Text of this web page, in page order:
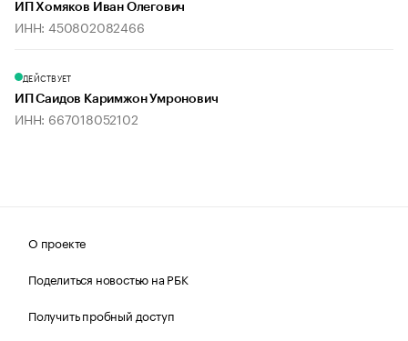
ИП Хомяков Иван Олегович
ИНН: 450802082466
ДЕЙСТВУЕТ
ИП Саидов Каримжон Умронович
ИНН: 667018052102
О проекте
Поделиться новостью на РБК
Получить пробный доступ